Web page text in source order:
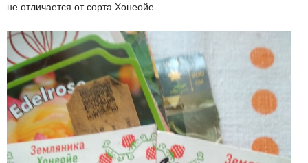
не отличается от сорта Хонеойе.